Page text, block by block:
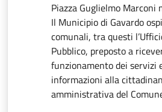
Piazza Guglielmo Marconi
Il Municipio di Gavardo
comunali, tra questi
Pubblico, preposto a
funzionamento dei servizi
informazioni alla
amministrativa del